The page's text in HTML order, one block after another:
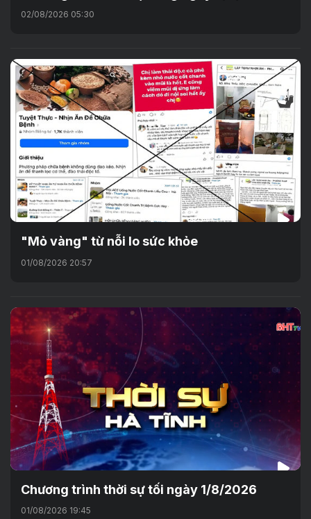
02/08/2026 05:30
"Mỏ vàng" từ nỗi lo sức khỏe
01/08/2026 20:57
Chương trình thời sự tối ngày 1/8/2026
01/08/2026 19:45